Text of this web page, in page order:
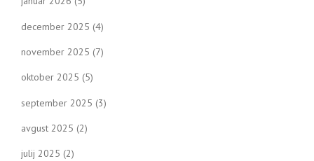
a
t
i
o
n
december 2025 (4)
november 2025 (7)
oktober 2025 (5)
september 2025 (3)
avgust 2025 (2)
julij 2025 (2)